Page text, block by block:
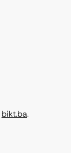
bikt.ba.